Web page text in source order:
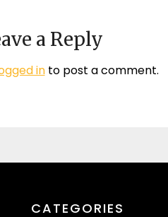
a Reply
into post a comment.
CATEGORIES